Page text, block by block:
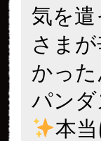
気を
さま
かっ
パン
本